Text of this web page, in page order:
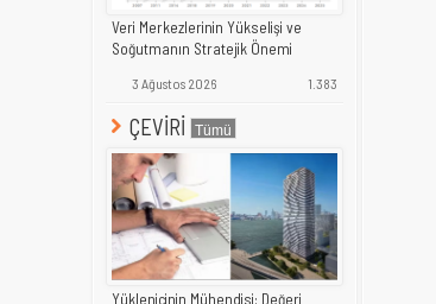
Veri Merkezlerinin Yükselişi ve
Soğutmanın Stratejik Önemi
3 Ağustos 2026 1.383
ÇEVİRİ
Yüklenicinin Mühendisi: Değeri